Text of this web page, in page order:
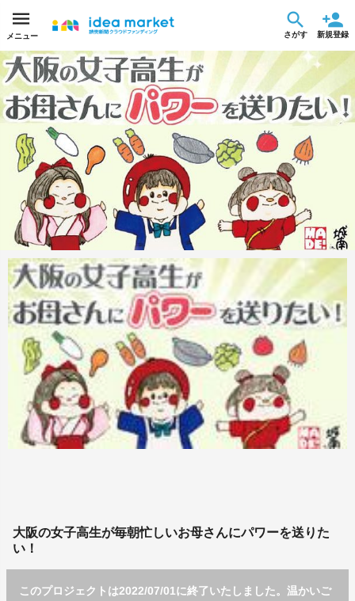
メニュー さがす 新規登録
大阪の女子高生が毎朝忙しいお母さんにパワーを送りた
い！
このプロジェクトは2022/07/01に終了いたしました。温かいご